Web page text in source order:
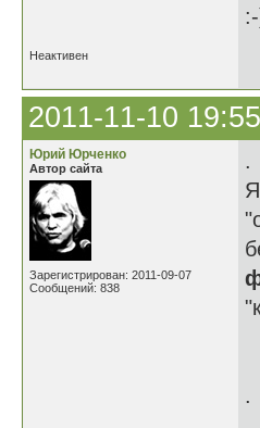
Неактивен
2011-11-10
Юрий Юрченко
Автор сайта
Зарегистрирован: 2011-09-07
Сообщений: 838
.
.